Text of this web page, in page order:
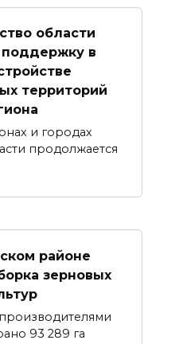
области
поддержку в
территорий
и городах
продолжается
районе
зерновых
93 289 га